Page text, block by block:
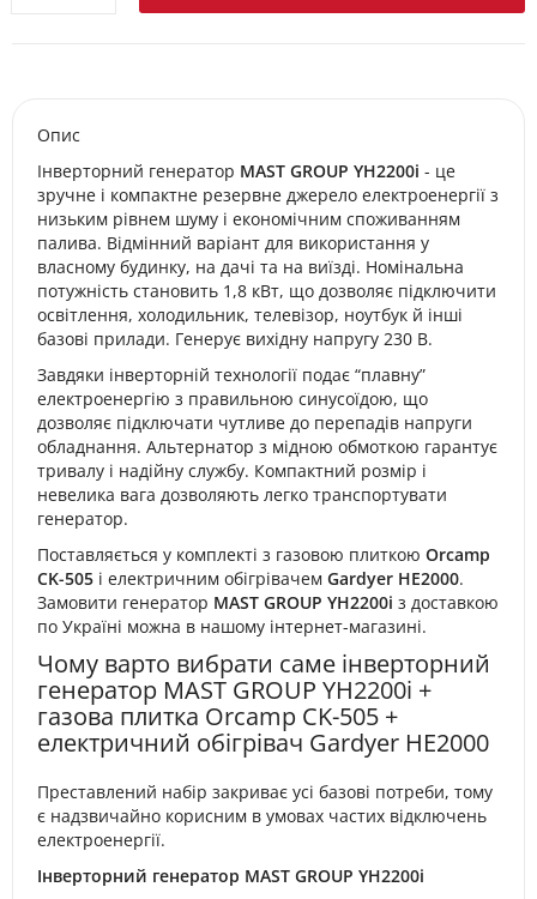
Опис
Інверторний генератор MAST GROUP YH2200i - це
зручне і компактне резервне джерело електроенергії з
низьким рівнем шуму і економічним споживанням
палива. Відмінний варіант для використання у
власному будинку, на дачі та на виїзді. Номінальна
потужність становить 1,8 кВт, що дозволяє підключити
освітлення, холодильник, телевізор, ноутбук й інші
базові прилади. Генерує вихідну напругу 230 В.
Завдяки інверторній технології подає “плавну”
електроенергію з правильною синусоїдою, що
дозволяє підключати чутливе до перепадів напруги
обладнання. Альтернатор з мідною обмоткою гарантує
тривалу і надійну службу. Компактний розмір і
невелика вага дозволяють легко транспортувати
генератор.
Поставляється у комплекті з газовою плиткою Orcamp
CK-505 і електричним обігрівачем Gardyer HE2000.
Замовити генератор MAST GROUP YH2200i з доставкою
по Україні можна в нашому інтернет-магазині.
Чому варто вибрати саме інверторний
генератор MAST GROUP YH2200i +
газова плитка Orcamp CK-505 +
електричний обігрівач Gardyer HE2000
Преставлений набір закриває усі базові потреби, тому
є надзвичайно корисним в умовах частих відключень
електроенергії.
Інверторний генератор MAST GROUP YH2200i